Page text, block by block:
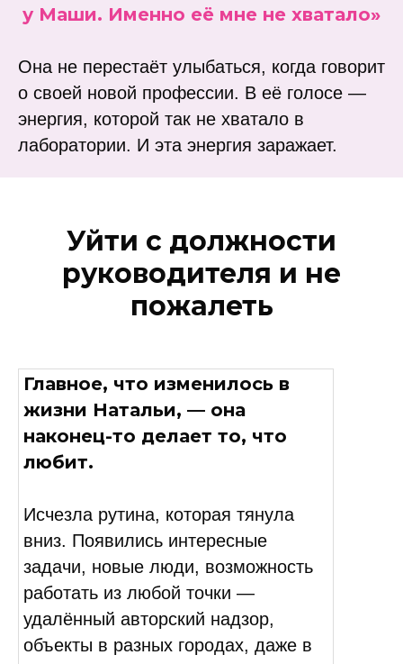
у Маши. Именно её мне не хватало»
Она не перестаёт улыбаться, когда говорит
о своей новой профессии. В её голосе —
энергия, которой так не хватало в
лаборатории. И эта энергия заражает.
Уйти с должности
руководителя и не
пожалеть
Главное, что изменилось в
жизни Натальи, — она
наконец-то делает то, что
любит.
Исчезла рутина, которая тянула
вниз. Появились интересные
задачи, новые люди, возможность
работать из любой точки —
удалённый авторский надзор,
объекты в разных городах, даже в